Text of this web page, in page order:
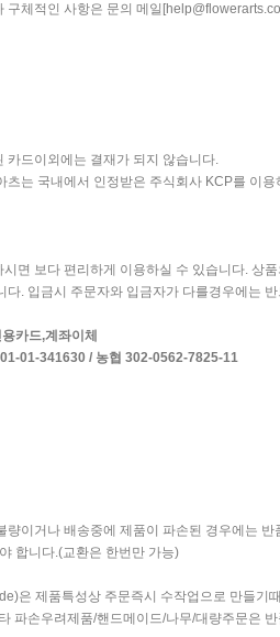
구체적인 사항은 문의 메일
카드이외에는 결재가 되지 않습니다.
츠는 국내에서 인정받은 주식회사 KCP를 이
면 보다 편리하게 이용하실 수 있습니다. 상
다. 입금시 주문자와 입금자가 다를경우에는
카드,계좌이체
01-341630 / 농협 302-0562-7825-11
량이거나 배송중에 제품이 파손된 경우에는
합니다.(교환은 한번만 가능)
은 제품특성상 주문즉시 수작업으로 만들기
파손우려제품/핸드메이드/나무/대량주문은